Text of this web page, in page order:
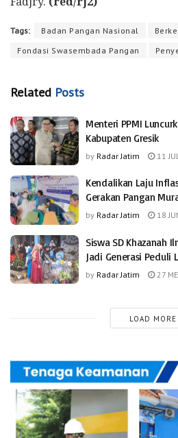
Tags: Badan Pangan Nasional
Fondasi Swasembada Pangan
Related Posts
Menteri PPMI
Kabupaten Gresik
by Radar Jatim 11
Kendalikan Laju
Gerakan Pangan
by Radar Jatim 18
Siswa SD Khazanah
Jadi Generasi Peduli
by Radar Jatim 27
LOAD MORE